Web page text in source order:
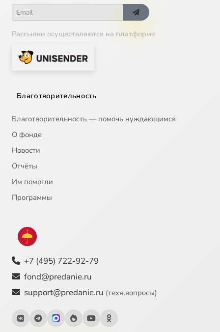
Рассылки осуществляются на платформе
Благотворительность
Благотворительность — помочь нуждающимся
О фонде
Новости
Отчёты
Им помогли
Программы
+7 (495) 722-92-79
fond@predanie.ru
support@predanie.ru (техн.вопросы)